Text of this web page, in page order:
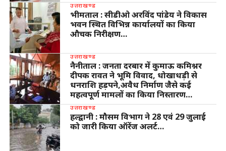
उत्तराखण्ड
भीमताल : सीडीओ अरविंद पांडेय ने विकास
भवन स्थित विभिन्न कार्यालयों का किया
औचक निरीक्षण…
उत्तराखण्ड
नैनीताल : जनता दरबार में कुमाऊ कमिश्नर
दीपक रावत ने भूमि विवाद, धोखाधड़ी से
धनराशि हड़पने,अवैध निर्माण जैसे कई
महत्वपूर्ण मामलों का किया निस्तारण…
उत्तराखण्ड
हल्द्वानी : मौसम विभाग ने 28 एवं 29 जुलाई
को जारी किया ऑरेंज अलर्ट…